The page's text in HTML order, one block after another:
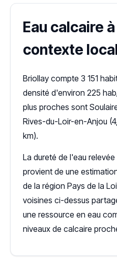
Eau calcaire
contexte
Briollay compte 3 151
densité d'environ 225
plus proches sont
Rives-du-Loir-en-Anjou
km).
La dureté de l'eau relevée
provient de une
de la région Pays de la
voisines ci-dessus
une ressource en eau
niveaux de calcaire